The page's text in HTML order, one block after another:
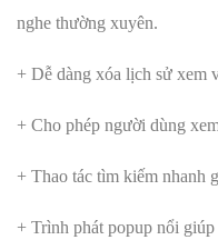
nghe thường xuyên.
+ Dễ dàng xóa lịch sử xem
+ Cho phép người dùng
+ Thao tác tìm kiếm nhanh
+ Trình phát popup nổi